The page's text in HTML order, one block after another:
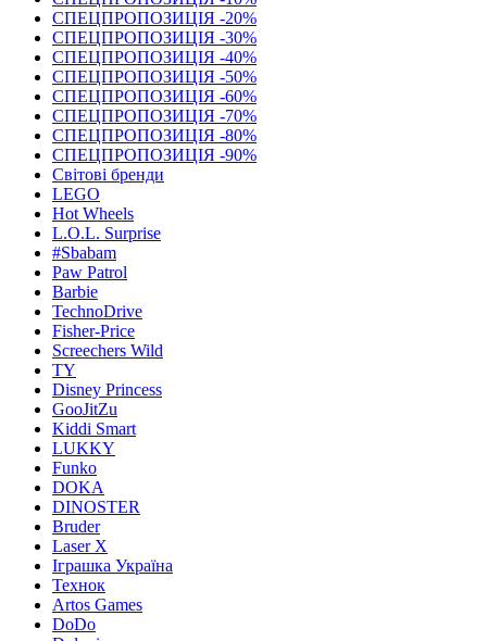
СПЕЦПРОПОЗИЦІЯ -20%
СПЕЦПРОПОЗИЦІЯ -30%
СПЕЦПРОПОЗИЦІЯ -40%
СПЕЦПРОПОЗИЦІЯ -50%
СПЕЦПРОПОЗИЦІЯ -60%
СПЕЦПРОПОЗИЦІЯ -70%
СПЕЦПРОПОЗИЦІЯ -80%
СПЕЦПРОПОЗИЦІЯ -90%
Світові бренди
LEGO
Hot Wheels
L.O.L. Surprise
#Sbabam
Paw Patrol
Barbie
TechnoDrive
Fisher-Price
Screechers Wild
TY
Disney Princess
GooJitZu
Kiddi Smart
LUKKY
Funko
DOKA
DINOSTER
Bruder
Laser X
Іграшка Україна
Технок
Artos Games
DoDo